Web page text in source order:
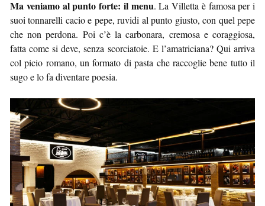
Ma veniamo al punto forte: il menu. La Villetta è famosa per i
suoi tonnarelli cacio e pepe, ruvidi al punto giusto, con quel pepe
che non perdona. Poi c’è la carbonara, cremosa e coraggiosa,
fatta come si deve, senza scorciatoie. E l’amatriciana? Qui arriva
col picio romano, un formato di pasta che raccoglie bene tutto il
sugo e lo fa diventare poesia.